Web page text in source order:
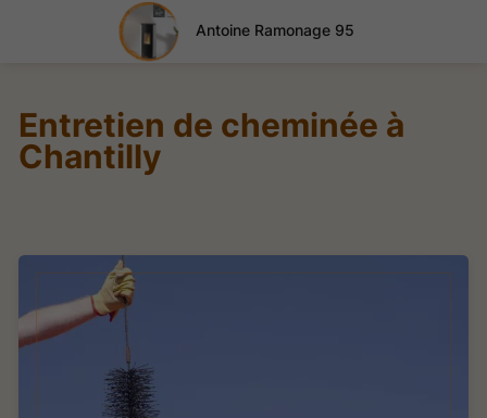
Antoine Ramonage 95
Entretien de cheminée à
Chantilly